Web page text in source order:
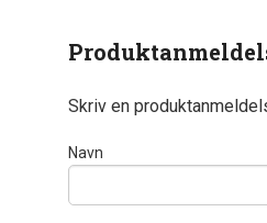
Skriv en
Navn